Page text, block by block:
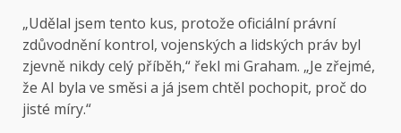
„Udělal jsem tento kus, protože oficiální právní
zdůvodnění kontrol, vojenských a lidských práv byl
zjevně nikdy celý příběh,“ řekl mi Graham. „Je zřejmé,
že AI byla ve směsi a já jsem chtěl pochopit, proč do
jisté míry.“